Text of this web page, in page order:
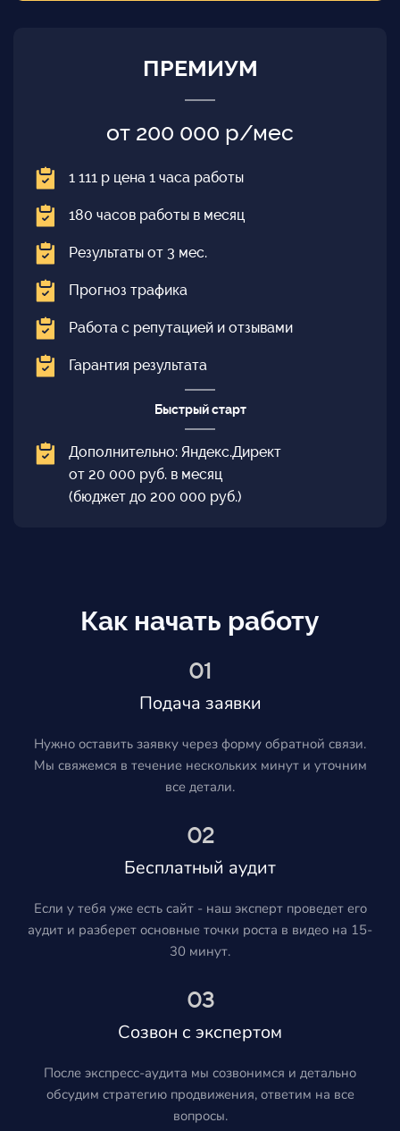
ПРЕМИУМ
от 200 000 р/мес
1 111 р цена 1 часа работы
180 часов работы в месяц
Результаты от 3 мес.
Прогноз трафика
Работа с репутацией и отзывами
Гарантия результата
Быстрый старт
Дополнительно: Яндекс.Директ
от 20 000 руб. в месяц
(бюджет до 200 000 руб.)
Как начать работу
01
Подача заявки
Нужно оставить заявку через форму обратной связи.
Мы свяжемся в течение нескольких минут и уточним
все детали.
02
Бесплатный аудит
Если у тебя уже есть сайт - наш эксперт проведет его
аудит и разберет основные точки роста в видео на 15-
30 минут.
03
Созвон с экспертом
После экспресс-аудита мы созвонимся и детально
обсудим стратегию продвижения, ответим на все
вопросы.